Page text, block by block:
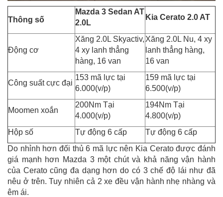
Thông số
Mazda 3 Sedan AT
2.0L
Kia Cerato 2.0 AT
Động cơ
Xăng 2.0L Skyactiv,
4 xy lanh thẳng
hàng, 16 van
Xăng 2.0L Nu, 4 xy
lanh thẳng hàng,
16 van
Công suất cực đại
153 mã lực tại
6.000(v/p)
159 mã lực tại
6.500(v/p)
Moomen xoắn
200Nm Tại
4.000(v/p)
194Nm Tại
4.800(v/p)
Hộp số
Tự động 6 cấp
Tự động 6 cấp
Do nhỉnh hơn đối thủ 6 mã lực nên Kia Cerato được đánh
giá mạnh hơn Mazda 3 một chút và khả năng vận hành
của Cerato cũng đa dạng hơn do có 3 chế độ lái như đã
nêu ở trên. Tuy nhiên cả 2 xe đều vận hành nhẹ nhàng và
êm ái.